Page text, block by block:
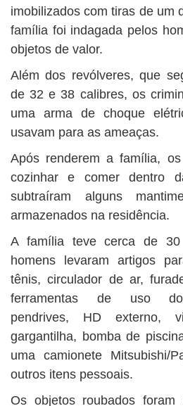
imobilizados com tiras de um
família foi indagada pelos
objetos de valor.
Além dos revólveres, que
de 32 e 38 calibres, os
uma arma de choque
usavam para as ameaças.
Após renderem a família,
cozinhar e comer dentro
subtraíram alguns
armazenados na residência.
A família teve cerca de
homens levaram artigos
tênis, circulador de ar,
ferramentas de uso
pendrives, HD externo,
gargantilha, bomba de
uma camionete Mitsubishi/
outros itens pessoais.
Os objetos roubados foram